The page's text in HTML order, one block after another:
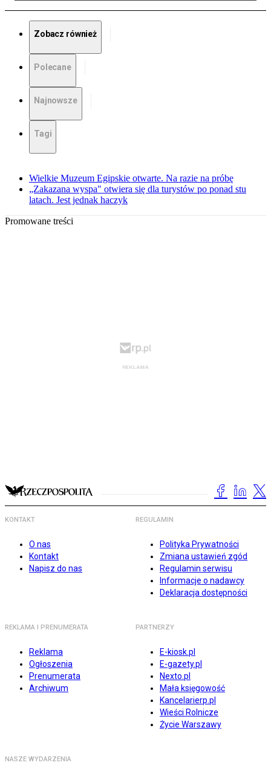
Zobacz również
Polecane
Najnowsze
Tagi
Wielkie Muzeum Egipskie otwarte. Na razie na próbę
„Zakazana wyspa" otwiera się dla turystów po ponad stu
latach. Jest jednak haczyk
Promowane treści
KONTAKT
O nas
Kontakt
Napisz do nas
REGULAMIN
Polityka Prywatności
Zmiana ustawień zgód
Regulamin serwisu
Informacje o nadawcy
Deklaracja dostępności
REKLAMA I PRENUMERATA
Reklama
Ogłoszenia
Prenumerata
Archiwum
PARTNERZY
E-kiosk.pl
E-gazety.pl
Nexto.pl
Mała księgowość
Kancelarierp.pl
Wieści Rolnicze
Życie Warszawy
NASZE WYDARZENIA